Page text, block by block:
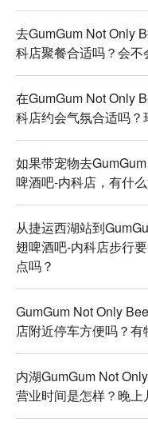
🥤 招牌饮品
GumGum 生啤组合 | 选
店内精酿。
创意特调 | 打破常规的
在地精酿啤酒 | 精选来自
厂的佳酿。
💡 FunNow 懂吃笔记：
心提醒：若包含酒精饮
去GumGum Not Only
科店聚餐合适吗？会不
在GumGum Not Only
科店约会气氛合适吗？
如果带宠物去
啤酒吧-内科店，有什
从捷运西湖站到
翅啤酒吧-内科店步行
点吗？
GumGum Not Only
店附近停车方便吗？有
内湖GumGum Not
营业时间是怎样？晚上